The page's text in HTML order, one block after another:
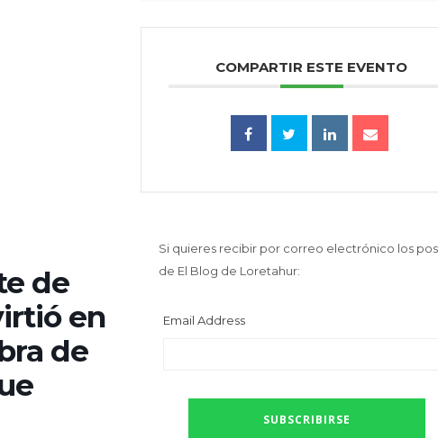
de
en
de
COMPARTIR ESTE EVENTO
Si quieres recibir por correo electrónico los
de El Blog de Loretahur:
Email Address